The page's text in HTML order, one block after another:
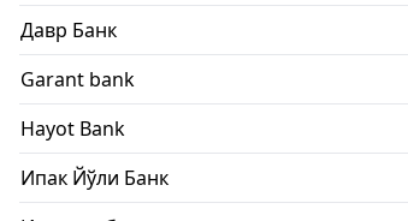
Давр Банк
Garant bank
Hayot Bank
Ипак Йўли Банк